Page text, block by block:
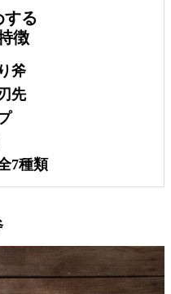
する
徴
斧
先
7種類